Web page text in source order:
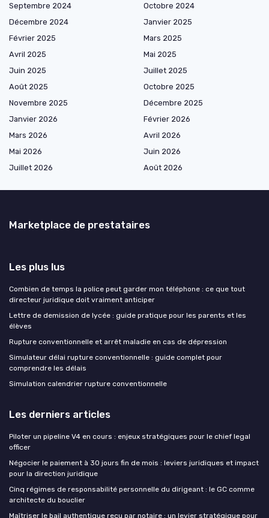
Septembre 2024
Octobre 2024
Décembre 2024
Janvier 2025
Février 2025
Mars 2025
Avril 2025
Mai 2025
Juin 2025
Juillet 2025
Août 2025
Octobre 2025
Novembre 2025
Décembre 2025
Janvier 2026
Février 2026
Mars 2026
Avril 2026
Mai 2026
Juin 2026
Juillet 2026
Août 2026
Marketplace de prestataires
Les plus lus
Combien de temps la police peut garder mon téléphone : ce que tout
directeur juridique doit vraiment anticiper
Lettre de demission de lycée : guide pratique pour les parents et les
élèves
Rupture conventionnelle et arrêt maladie en cas de dépression
Simulateur délai rupture conventionnelle : guide complet pour
comprendre les délais
Simulation calendrier rupture conventionnelle
Les derniers articles
Piloter un pipeline V4 en cours : enjeux stratégiques pour le chief legal
officer
Négocier le paiement à 30 jours fin de mois : leviers juridiques et impact
pour la direction juridique
Cinq régimes de responsabilité personnelle du dirigeant : le GC comme
architecte du bouclier
Maîtriser le bail authentique reçu par notaire : un levier stratégique pour